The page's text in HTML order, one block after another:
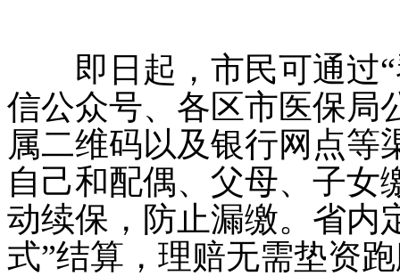
即日起，市民可通过“
信公众号、各区市医保局
属二维码以及银行网点等
自己和配偶、父母、子女
动续保，防止漏缴。省内
式”结算，理赔无需垫资